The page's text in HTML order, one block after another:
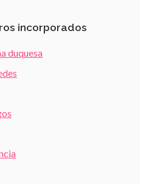
incorporados
duquesa